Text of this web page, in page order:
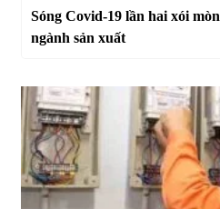
Sóng Covid-19 lần hai xói
ngành sản xuất